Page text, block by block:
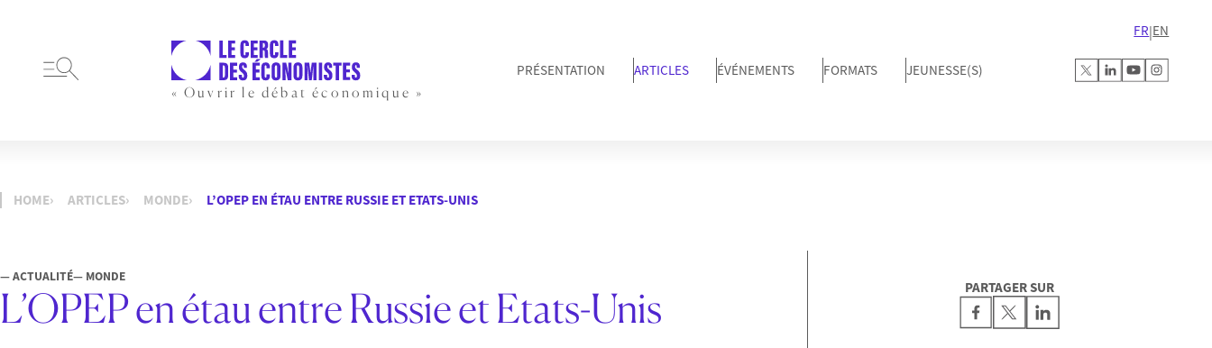
« Ouvrir le débat économique »
PRÉSENTATION ARTICLES ÉVÉNEMENTS FORMATS JEUNESSE(S)
FR|EN
HOME ARTICLES MONDE L’OPEP EN ÉTAU ENTRE RUSSIE ET ETATS-UNIS
— ACTUALITÉ— MONDE
L’OPEP en étau entre Russie et Etats-Unis PARTAGER SUR